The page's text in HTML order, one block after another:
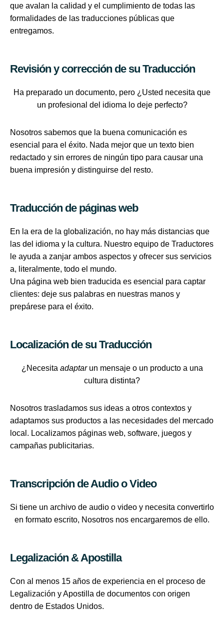
que avalan la calidad y el cumplimiento de todas las
formalidades de las traducciones públicas que
entregamos.
Revisión y corrección de su Traducción
Ha preparado un documento, pero ¿Usted necesita que
un profesional del idioma lo deje perfecto?
Nosotros sabemos que la buena comunicación es
esencial para el éxito. Nada mejor que un texto bien
redactado y sin errores de ningún tipo para causar una
buena impresión y distinguirse del resto.
Traducción de páginas web
En la era de la globalización, no hay más distancias que
las del idioma y la cultura. Nuestro equipo de Traductores
le ayuda a zanjar ambos aspectos y ofrecer sus servicios
a, literalmente, todo el mundo.
Una página web bien traducida es esencial para captar
clientes: deje sus palabras en nuestras manos y
prepárese para el éxito.
Localización de su Traducción
¿Necesita adaptarun mensaje o un producto a una
cultura distinta?
Nosotros trasladamos sus ideas a otros contextos y
adaptamos sus productos a las necesidades del mercado
local. Localizamos páginas web, software, juegos y
campañas publicitarias.
Transcripción de Audio o Video
Si tiene un archivo de audio o video y necesita convertirlo
en formato escrito, Nosotros nos encargaremos de ello.
Legalización & Apostilla
Con al menos 15 años de experiencia en el proceso de
Legalización y Apostilla de documentos con origen
dentro de Estados Unidos.